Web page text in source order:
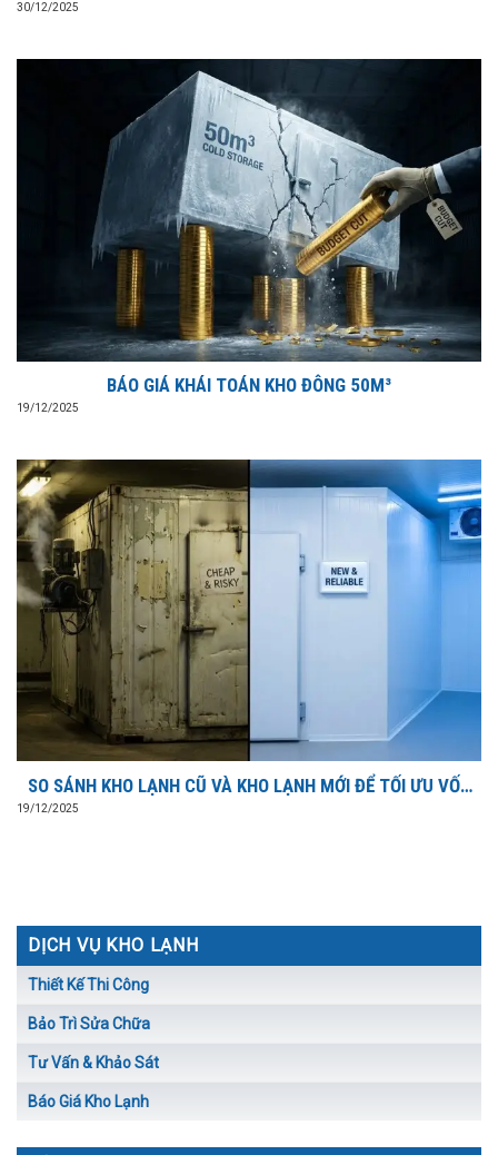
30/12/2025
BÁO GIÁ KHÁI TOÁN KHO ĐÔNG 50M³
19/12/2025
SO SÁNH KHO LẠNH CŨ VÀ KHO LẠNH MỚI ĐỂ TỐI ƯU VỐN
19/12/2025
DỊCH VỤ KHO LẠNH
Thiết Kế Thi Công
Bảo Trì Sửa Chữa
Tư Vấn & Khảo Sát
Báo Giá Kho Lạnh